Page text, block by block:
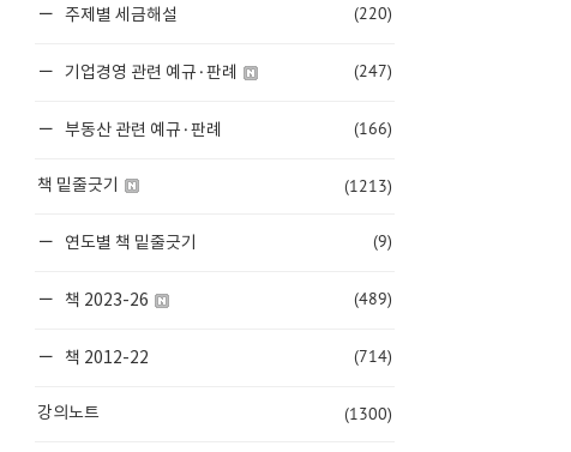
주제별 세금해설 (220)
기업경영 관련 예규·판례 (247)
부동산 관련 예규·판례 (166)
책 밑줄긋기 (1213)
연도별 책 밑줄긋기 (9)
책 2023-26 (489)
책 2012-22 (714)
강의노트 (1300)